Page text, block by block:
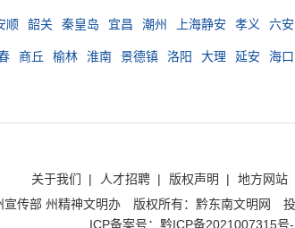
顺 韶关 秦皇岛 宜昌 潮州 上海静安 孝义 六安
商丘 榆林 淮南 景德镇 洛阳 大理 延安 海口
关于我们 | 人才招聘 | 版权声明 | 地方网站
传部 州精神文明办
版权所有：黔东南文明网
ICP备案号：黔ICP备2021007315号-